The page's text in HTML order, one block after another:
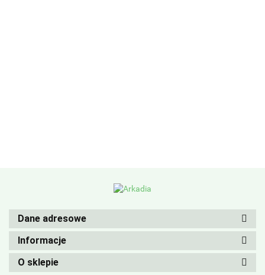
Dane adresowe
Informacje
O sklepie